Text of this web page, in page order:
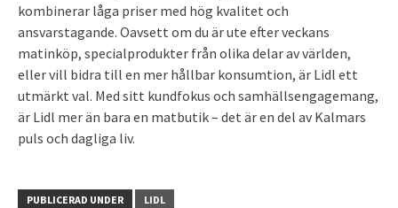
kombinerar låga priser med hög kvalitet och
ansvarstagande. Oavsett om du är ute efter veckans
matinköp, specialprodukter från olika delar av världen,
eller vill bidra till en mer hållbar konsumtion, är Lidl ett
utmärkt val. Med sitt kundfokus och samhällsengagemang,
är Lidl mer än bara en matbutik – det är en del av Kalmars
puls och dagliga liv.
PUBLICERAD UNDER LIDL